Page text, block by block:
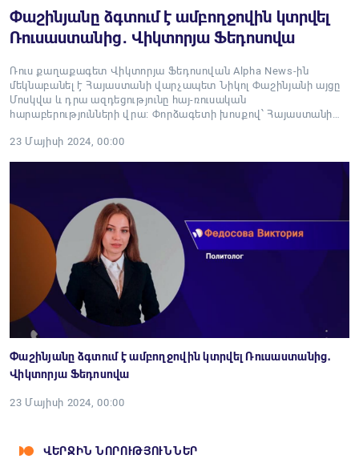
Փաշինյանը ձգտում է ամբողջովին կտրվել
Ռուսաստանից․ Վիկտորյա Ֆեդոսովա
Ռուս քաղաքագետ Վիկտորյա Ֆեդոսովան Alpha News-ին
մեկնաբանել է Հայաստանի վարչապետ Նիկոլ Փաշինյանի այցը
Մոսկվա և դրա ազդեցությունը հայ-ռուսական
հարաբերությունների վրա։ Փորձագետի խոսքով՝ Հայաստանի…
23 Մայիսի 2024, 00:00
Փաշինյանը ձգտում է ամբողջովին կտրվել Ռուսաստանից․
Վիկտորյա Ֆեդոսովա
23 Մայիսի 2024, 00:00
ՎԵՐՋԻՆ ՆՈՐՈՒԹՅՈՒՆՆԵՐ